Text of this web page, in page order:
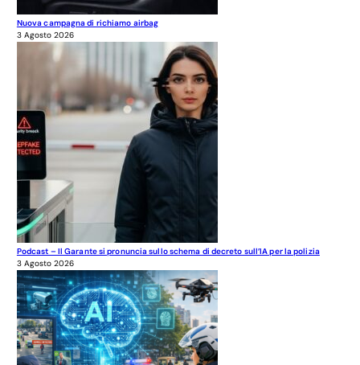
Nuova campagna di richiamo airbag
3 Agosto 2026
Podcast – Il Garante si pronuncia sullo schema di decreto sull’IA per la polizia
3 Agosto 2026